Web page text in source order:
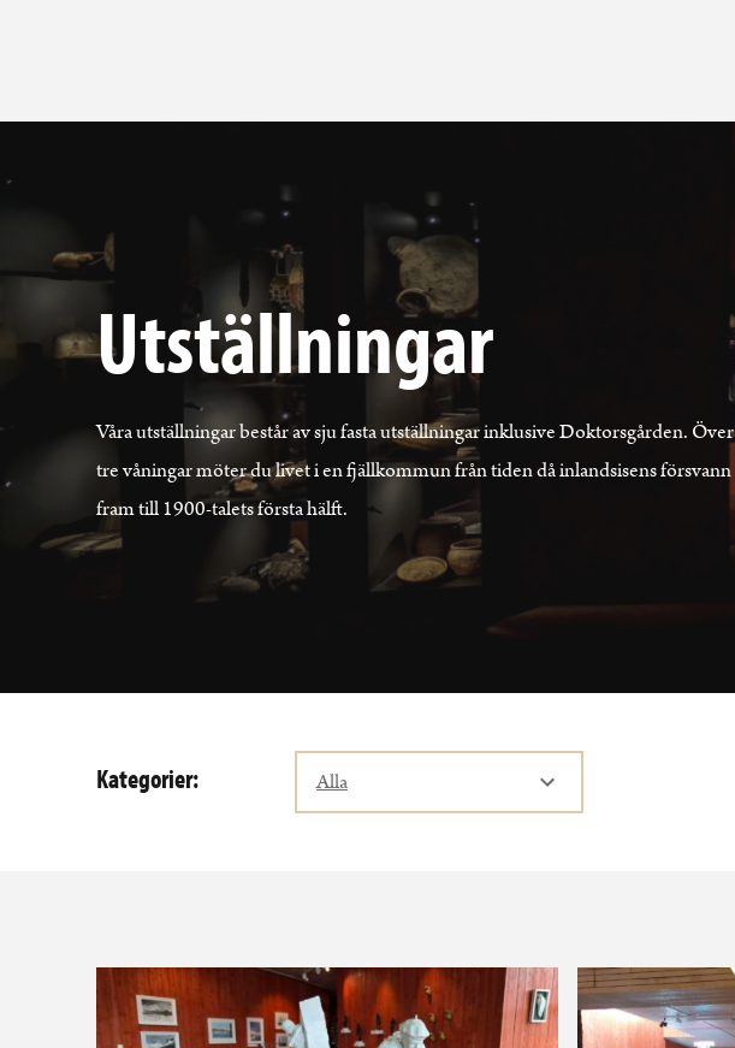
Utställningar
Våra utställningar består av sju fasta utställningar inklusive Doktorsgården. Över
tre våningar möter du livet i en fjällkommun från tiden då inlandsisens försvann
fram till 1900-talets första hälft.
Kategorier: Alla